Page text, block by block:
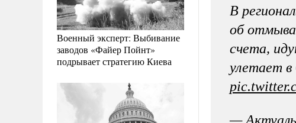
Военный эксперт: Выбивание
заводов «Файер Пойнт»
подрывает стратегию Киева
В
об
счета,
улетает